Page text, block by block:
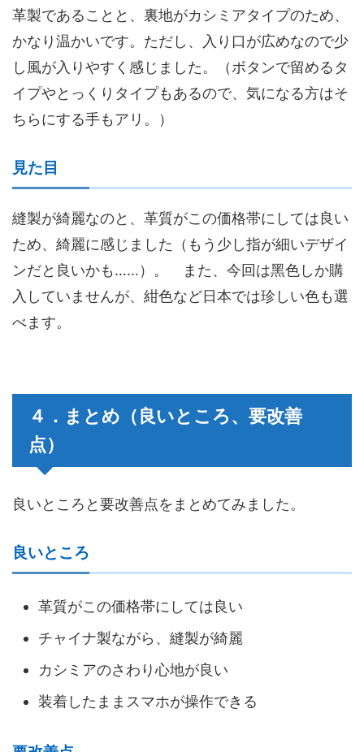
革製であることと、裏地がカシミアタイプのため、
かなり温かいです。ただし、入り口が広めなので少
し風が入りやすく感じました。（ボタンで留めるタ
イプやとっくりタイプもあるので、気になる方はそ
ちらにする手もアリ。）
見た目
縫製が綺麗なのと、革質がこの価格帯にしては良い
ため、綺麗に感じました（もう少し指が細いデザイ
ンだと良いかも……）。 また、今回は黑色しか購
入していませんが、紺色など日本では珍しい色も選
べます。
４．まとめ（良いところ、要改善
点）
良いところと要改善点をまとめてみました。
良いところ
革質がこの価格帯にしては良い
チャイナ製ながら、縫製が綺麗
カシミアのさわり心地が良い
装着したままスマホが操作できる